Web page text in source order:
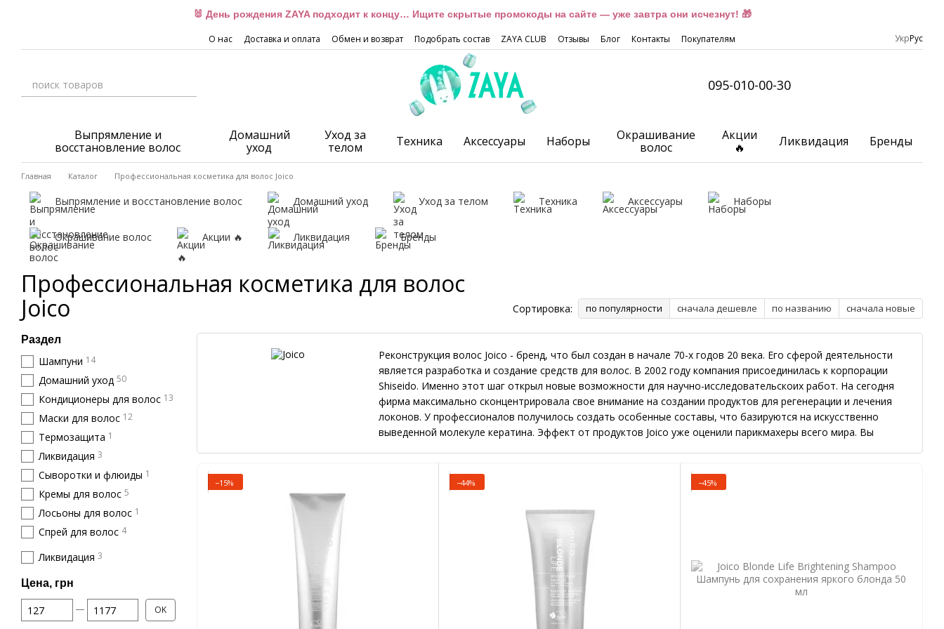
🐰 День рождения ZAYA подходит к концу… Ищите скрытые промокоды на сайте — уже завтра они исчезнут! 🎁
О нас Доставка и оплата Обмен и возврат Подобрать состав ZAYA CLUB Отзывы Блог Контакты Покупателям УкрРус
095-010-00-30
Выпрямление и
восстановление волос
Домашний
уход
Уход за
телом
Техника Аксессуары Наборы
Окрашивание
волос
Акции
🔥
Ликвидация Бренды
Главная Каталог Профессиональная косметика для волос Joico
Выпрямление и восстановление волос Домашний уход Уход за телом Техника Аксессуары Наборы
Окрашивание волос Акции 🔥 Ликвидация Бренды
Профессиональная косметика для волос
Joico
Сортировка: по популярности сначала дешевле по названию сначала новые
Реконструкция волос Joico - бренд, что был создан в начале 70-х годов 20 века. Его сферой деятельности
является разработка и создание средств для волос. В 2002 году компания присоединилась к корпорации
Shiseido. Именно этот шаг открыл новые возможности для научно-исследовательскоих работ. На сегодня
фирма максимально сконцентрировала свое внимание на создании продуктов для регенерации и лечения
локонов. У профессионалов получилось создать особенные составы, что базируются на искусственно
выведенной молекуле кератина. Эффект от продуктов Joico уже оценили парикмахеры всего мира. Вы
долгожданный эффект.
Косметика Joico – идеальное решение для здоровья ваших волос
Профессионалы данного бренда без остановок создают новые составы, что используются в качестве
основы для препаратов. Достичь эффекта от косметики Joico получилось после разработки искусственной
молекулы кератина - Quadramine Complex, что по составу полностью отвечает кератину волос. Он состоит
из 19 аминокислот, что располагаются в том же порядке, что и аминокислоты у натуральных волос. Разный
размер молекул влияет на возможность регенерации на всех уровнях. Но молекулярная масса молекул
отличается, это позволяет восстановить глубокие слои клеток, средние и верхние слои.
Приобрести эту косметику Joico – получить моментальный эффект
−15% −44% −45%
Раздел
Шампуни 14
Домашний уход 50
Кондиционеры для волос 13
Маски для волос 12
Термозащита 1
Ликвидация 3
Сыворотки и флюиды 1
Кремы для волос 5
Лосьоны для волос 1
Спрей для волос 4
Ликвидация 3
Цена, грн
От Цена, грн
До Цена, грн OK